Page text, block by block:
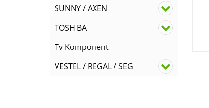
SUNNY / AXEN
TOSHIBA
Tv Komponent
VESTEL / REGAL / SEG